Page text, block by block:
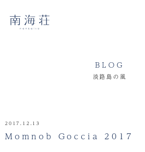
BLOG
淡路島の風
2017.12.13
Momnob Goccia 2017